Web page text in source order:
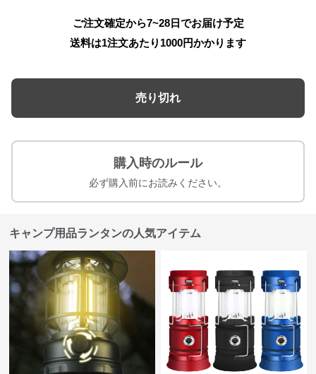
ご注文確定から7~28日でお届け予定
送料は1注文あたり 1000円かかります
売り切れ
購入時のルール
必ず購入前にお読みください。
キャンプ用品ランタンの人気アイテム